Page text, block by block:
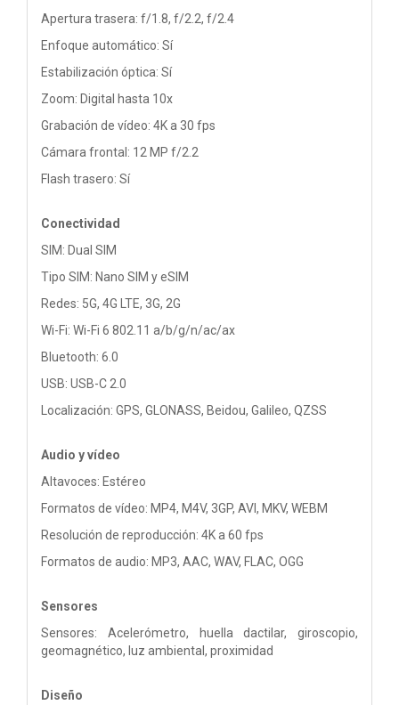
Apertura trasera: f/1.8, f/2.2, f/2.4
Enfoque automático: Sí
Estabilización óptica: Sí
Zoom: Digital hasta 10x
Grabación de vídeo: 4K a 30 fps
Cámara frontal: 12 MP f/2.2
Flash trasero: Sí
Conectividad
SIM: Dual SIM
Tipo SIM: Nano SIM y eSIM
Redes: 5G, 4G LTE, 3G, 2G
Wi-Fi: Wi-Fi 6 802.11 a/b/g/n/ac/ax
Bluetooth: 6.0
USB: USB-C 2.0
Localización: GPS, GLONASS, Beidou, Galileo, QZSS
Audio y vídeo
Altavoces: Estéreo
Formatos de vídeo: MP4, M4V, 3GP, AVI, MKV, WEBM
Resolución de reproducción: 4K a 60 fps
Formatos de audio: MP3, AAC, WAV, FLAC, OGG
Sensores
Sensores: Acelerómetro, huella dactilar, giroscopio,
geomagnético, luz ambiental, proximidad
Diseño